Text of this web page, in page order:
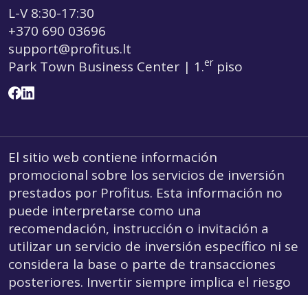
L-V 8:30-17:30
+370 690 03696
support@profitus.lt
Park Town Business Center | 1.erpiso
El sitio web contiene información
promocional sobre los servicios de inversión
prestados por Profitus. Esta información no
puede interpretarse como una
recomendación, instrucción o invitación a
utilizar un servicio de inversión específico ni se
considera la base o parte de transacciones
posteriores. Invertir siempre implica el riesgo